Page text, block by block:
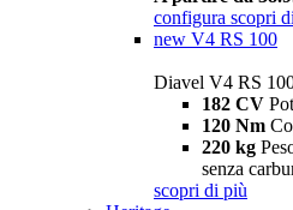
configura scopri
new V4 RS 100
Diavel V4 RS
182 CV
120 Nm
220 kg
senza
scopri di più